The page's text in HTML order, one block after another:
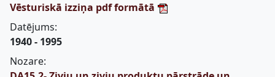
Vēsturiskā izziņa pdf formātā
Datējums:
1940 - 1995
Nozare: